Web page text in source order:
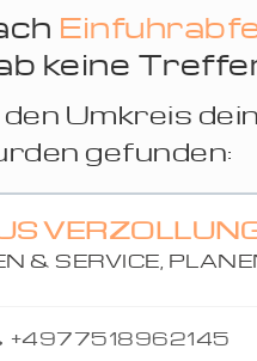
keine
Umkreis
gefunden:
& SERVICE,
+4977518962145